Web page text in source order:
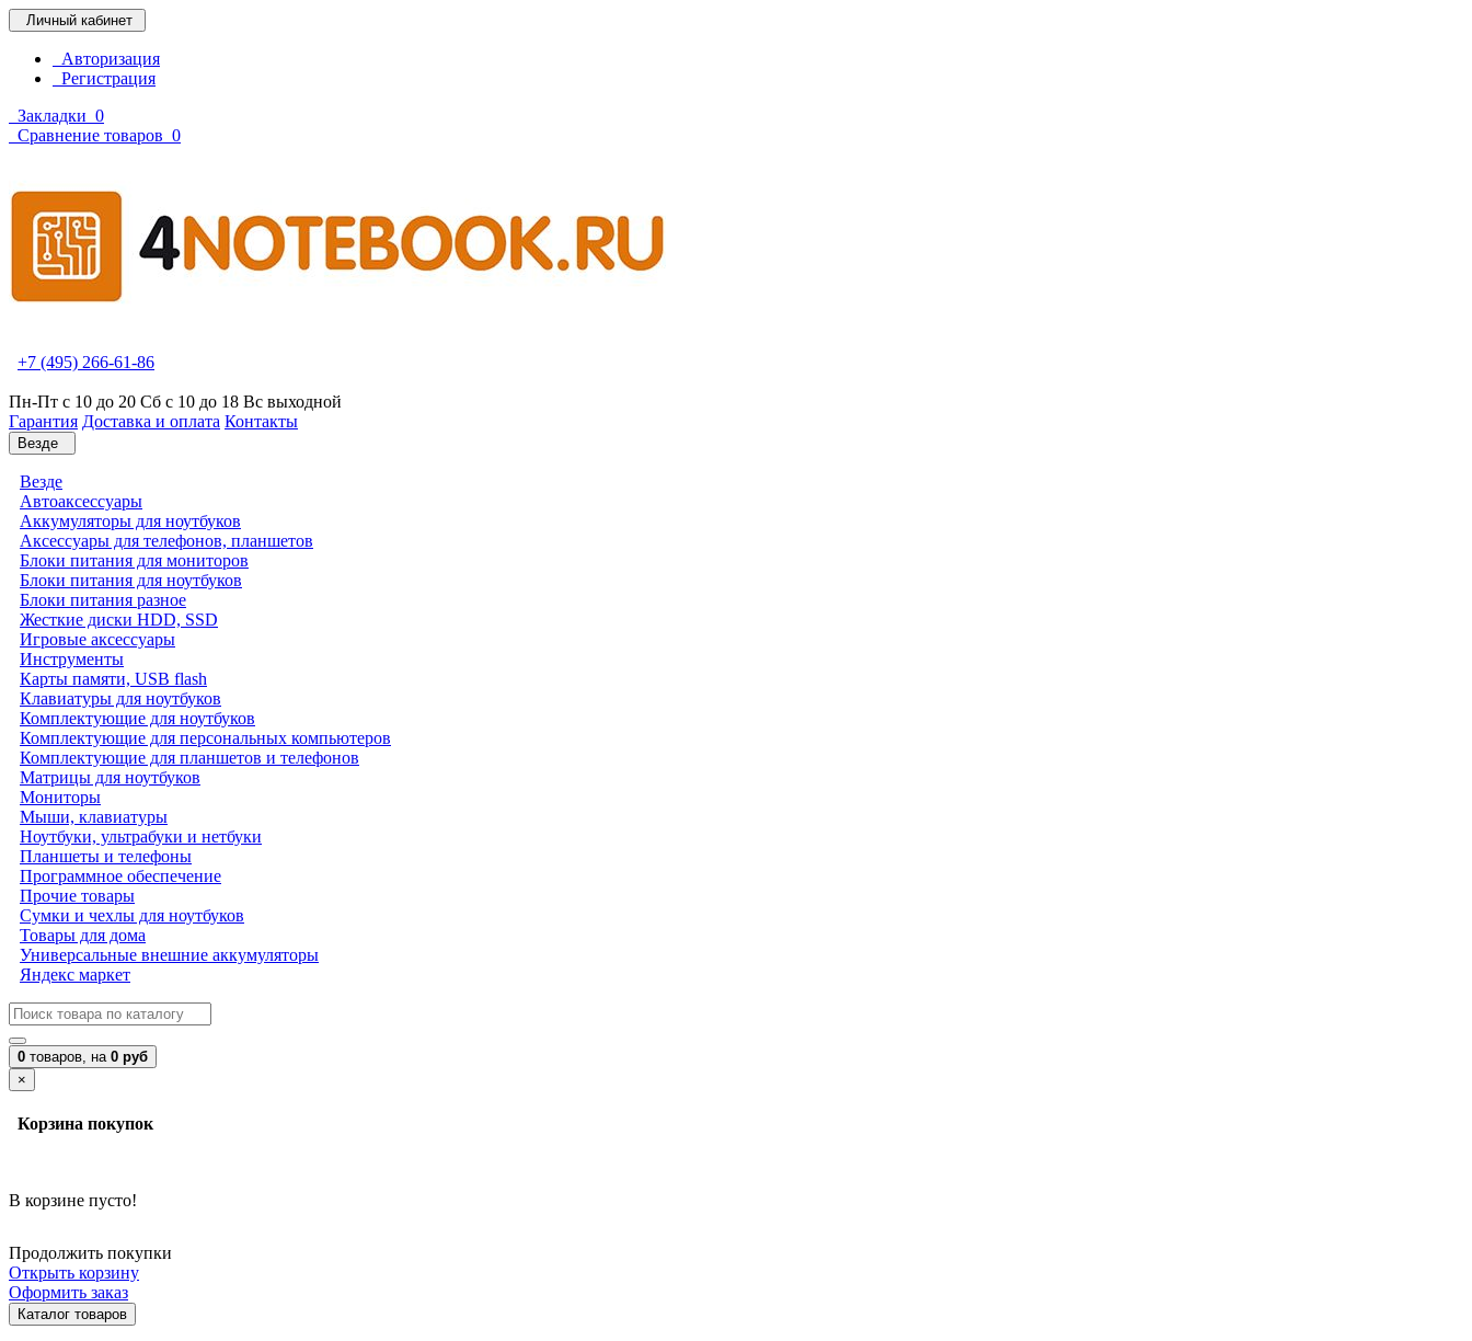
Личный кабинет
Авторизация
Регистрация
Закладки 0
Сравнение товаров 0
+7 (495) 266-61-86
Пн-Пт с 10 до 20 Сб с 10 до 18 Вс выходной
Гарантия Доставка и оплата Контакты
Везде
Везде
Автоаксессуары
Аккумуляторы для ноутбуков
Аксессуары для телефонов, планшетов
Блоки питания для мониторов
Блоки питания для ноутбуков
Блоки питания разное
Жесткие диски HDD, SSD
Игровые аксессуары
Инструменты
Карты памяти, USB flash
Клавиатуры для ноутбуков
Комплектующие для ноутбуков
Комплектующие для персональных компьютеров
Комплектующие для планшетов и телефонов
Матрицы для ноутбуков
Мониторы
Мыши, клавиатуры
Ноутбуки, ультрабуки и нетбуки
Планшеты и телефоны
Программное обеспечение
Прочие товары
Сумки и чехлы для ноутбуков
Товары для дома
Универсальные внешние аккумуляторы
Яндекс маркет
0 товаров, на 0 руб
×
Корзина покупок
В корзине пусто!
Продолжить покупки
Открыть корзину
Оформить заказ
Каталог товаров